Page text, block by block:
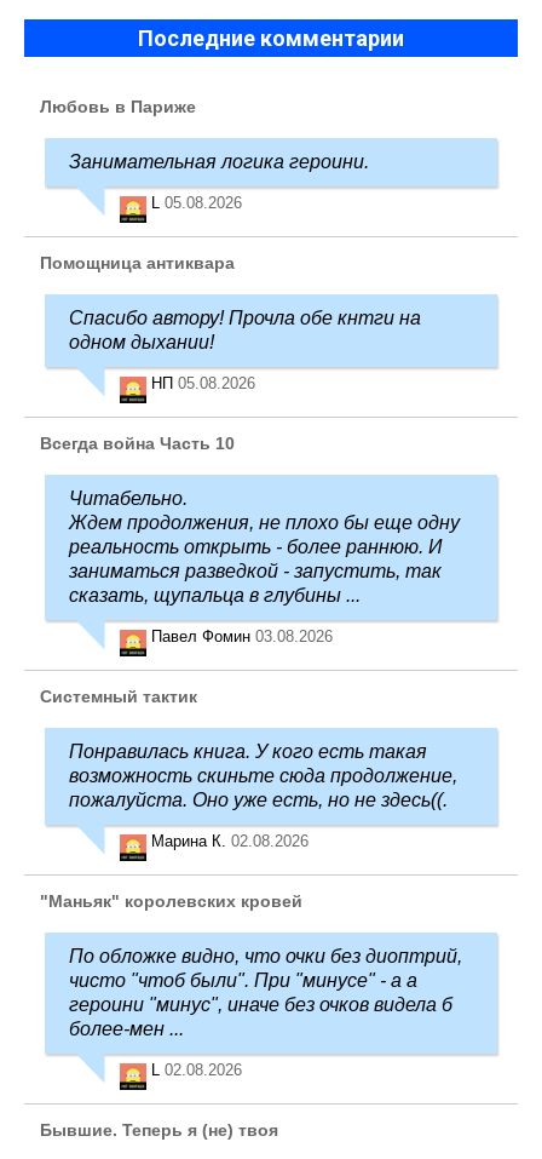
Последние комментарии
Любовь в Париже
Занимательная логика героини.
L 05.08.2026
Помощница антиквара
Спасибо автору! Прочла обе кнтги на
одном дыхании!
НП 05.08.2026
Всегда война Часть 10
Читабельно.
Ждем продолжения, не плохо бы еще одну
реальность открыть - более раннюю. И
заниматься разведкой - запустить, так
сказать, щупальца в глубины ...
Павел Фомин 03.08.2026
Системный тактик
Понравилась книга. У кого есть такая
возможность скиньте сюда продолжение,
пожалуйста. Оно уже есть, но не здесь((.
Марина К. 02.08.2026
"Маньяк" королевских кровей
По обложке видно, что очки без диоптрий,
чисто "чтоб были". При "минусе" - а а
героини "минус", иначе без очков видела б
более-мен ...
L 02.08.2026
Бывшие. Теперь я (не) твоя